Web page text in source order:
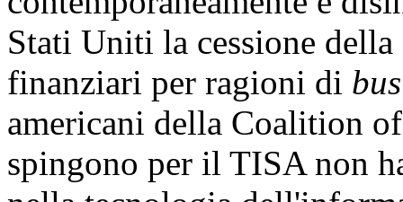
Stati Uniti la cessione
finanziari per ragioni di
americani della Coalition
spingono per il TISA non